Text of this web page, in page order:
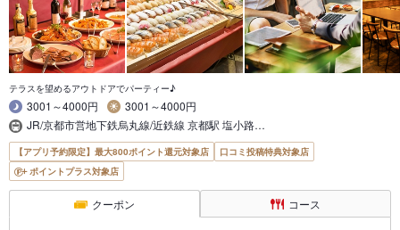
テラスを望めるアウトドアでパーティー♪
3001～4000円
3001～4000円
JR/京都市営地下鉄烏丸線/近鉄線 京都駅 塩小路…
【アプリ予約限定】最大800ポイント還元対象店
口コミ投稿特典対象店
ポイントプラス対象店
クーポン コース